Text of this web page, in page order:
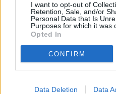
I want to opt-out of
Retention, Sale, and/or
Personal Data that Is
Purposes for which it was
Opted In
CONFIRM
Data Deletion Data